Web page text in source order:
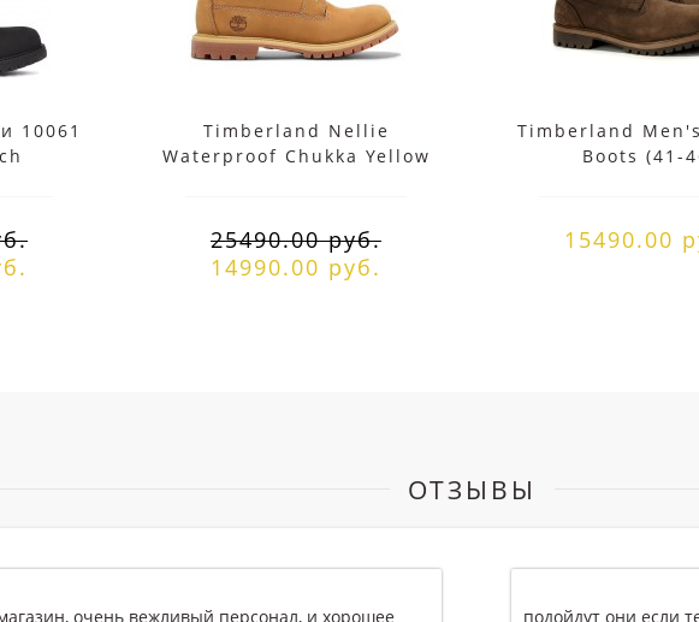
10061
Timberland Nellie
Waterproof Chukka Yellow
25490.00 руб.
14990.00 руб.
Timberland
Boots (41-
15490.00
ОТЗЫВЫ
и хорошее
подойдут они если температура минус 20? с